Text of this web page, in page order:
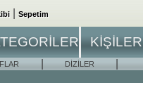
| Sepetim
KİŞİLER
DİZİLER